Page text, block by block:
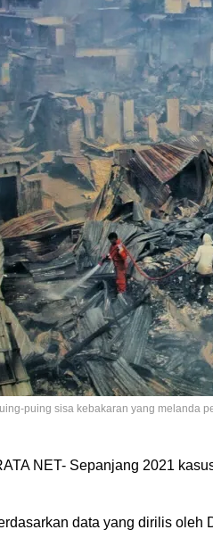
puing sisa kebakaran yang melanda
NET- Sepanjang 2021
data yang dirilis oleh